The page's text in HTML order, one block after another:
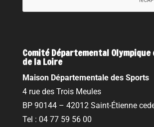
Comité Départemental
de la Loire
Maison Départementale des Sports
4 rue des Trois Meules
BP 90144 – 42012 Saint-Étienne
Tel : 04 77 59 56 00